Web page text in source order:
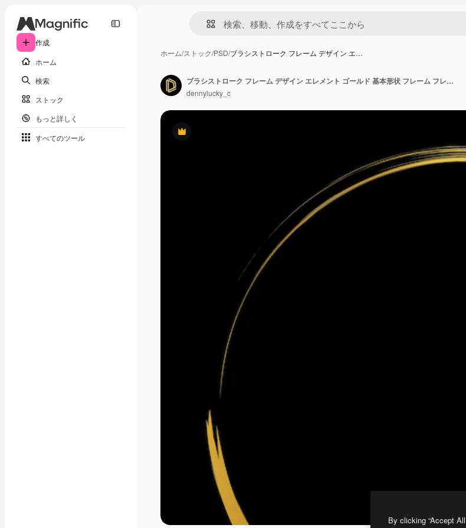
作成
ホーム
検索
ストック
もっと詳しく
すべてのツール
ホーム/ストック/PSD/ブラシストローク フレーム デザイン エ…
Premium
ブラシストローク フレーム デザイン エレメント ゴールド 基本形状 フレーム フレーム ブレスストローク ゴールド
dennylucky_c
By clicking “Accept